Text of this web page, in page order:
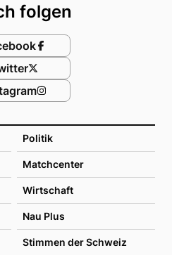
Politik
Matchcenter
Wirtschaft
Nau Plus
Stimmen der Schweiz
folgen